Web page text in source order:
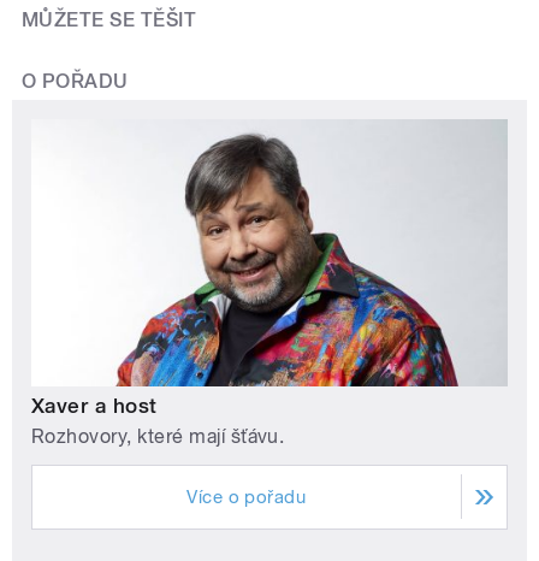
MŮŽETE SE TĚŠIT
O POŘADU
Xaver a host
Rozhovory, které mají šťávu.
Více o pořadu